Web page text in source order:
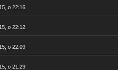
o 22:16
o 22:12
o 22:09
o 21:29